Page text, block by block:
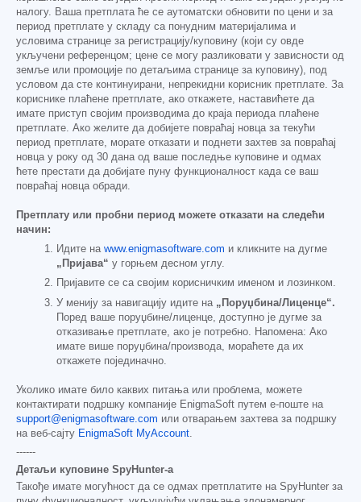
налогу. Ваша претплата ће се аутоматски обновити по цени и за
период претплате у складу са понудним материјалима и
условима странице за регистрацију/куповину (који су овде
укључени референцом; цене се могу разликовати у зависности од
земље или промоције по детаљима странице за куповину), под
условом да сте континуирани, непрекидни корисник претплате. За
кориснике плаћене претплате, ако откажете, наставићете да
имате приступ својим производима до краја периода плаћене
претплате. Ако желите да добијете повраћај новца за текући
период претплате, морате отказати и поднети захтев за повраћај
новца у року од 30 дана од ваше последње куповине и одмах
ћете престати да добијате пуну функционалност када се ваш
повраћај новца обради.
Претплату или пробни период можете отказати на следећи
начин:
Идите на www.enigmasoftware.com и кликните на дугме
„Пријава“ у горњем десном углу.
Пријавите се са својим корисничким именом и лозинком.
У менију за навигацију идите на „Поруџбина/Лиценце“.
Поред ваше поруџбине/лиценце, доступно је дугме за
отказивање претплате, ако је потребно. Напомена: Ако
имате више поруџбина/производа, мораћете да их
откажете појединачно.
Уколико имате било каквих питања или проблема, можете
контактирати подршку компаније EnigmaSoft путем е-поште на
support@enigmasoftware.com или отварањем захтева за подршку
на веб-сајту EnigmaSoft MyAccount
------
Детаљи куповине SpyHunter-а
Такође имате могућност да се одмах претплатите на SpyHunter за